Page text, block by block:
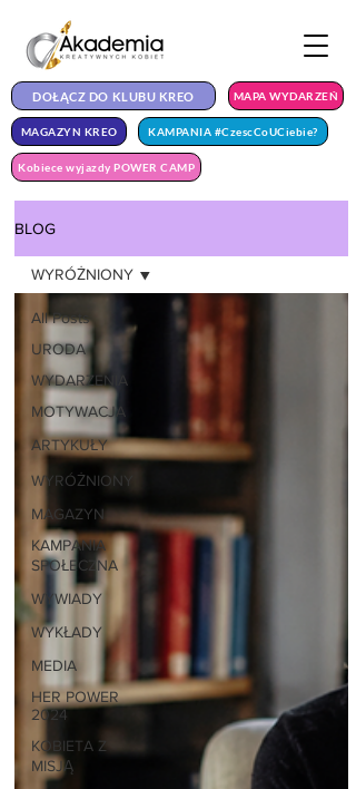
DOŁĄCZ DO KLUBU KREO
MAGAZYN KREO KAMPANIA #CzescCoUCiebie?
Kobiece wyjazdy POWER CAMP
MAPA WYDARZEŃ
BLOG
All Posts
URODA
WYDARZENIA
MOTYWACJA
ARTYKUŁY
WYRÓŻNIONY
MAGAZYN
KAMPANIA
SPOŁECZNA
WYWIADY
WYKŁADY
MEDIA
HER POWER
2024
KOBIETA Z
MISJĄ
WYRÓŻNIONY